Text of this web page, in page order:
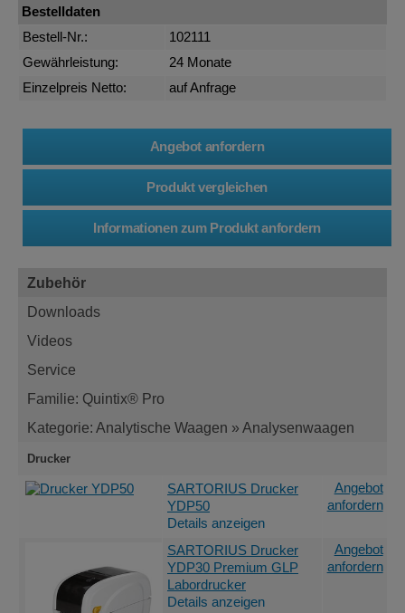
Bestelldaten
Bestell-Nr.:
102111
Gewährleistung:
24 Monate
Einzelpreis Netto:
auf Anfrage
Zubehör
Downloads
Videos
Service
Familie: Quintix® Pro
Kategorie: Analytische Waagen » Analysenwaagen
Drucker
SARTORIUS Drucker
YDP50
Details anzeigen
Angebot
anfordern
SARTORIUS Drucker
YDP30 Premium GLP
Labordrucker
Details anzeigen
Angebot
anfordern